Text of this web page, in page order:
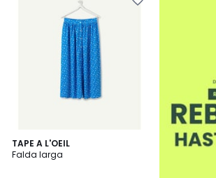
TAPE A L'OEIL
Falda larga